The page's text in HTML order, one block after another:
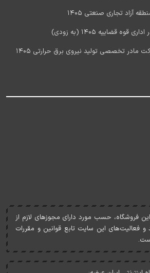
آزاد تجاری صنعتی 1405
قضاییه 1405 (به زودی)
آخرین اخبار استخدام شرکت مادر تخصصی تولید نیروی برق حرارتی 1405
فروشگاه، حسب مورد دارای مجوزهای لازم از
و فعاليت‌های اين سايت تابع قوانين و مقررات